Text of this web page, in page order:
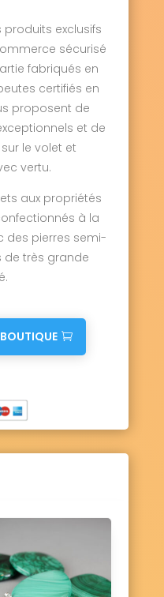
exclusifs
sécurisé
fabriqués en
certifiés en
proposent de
et de
le volet et
vertu.
aux propriétés
à la
des pierres semi-
de très grande